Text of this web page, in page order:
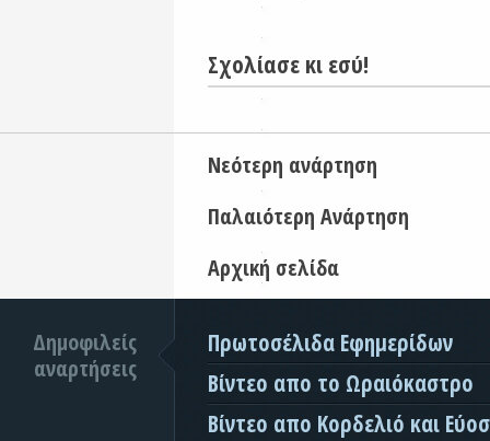
Σχολίασε κι εσύ!
Νεότερη ανάρτηση
Παλαιότερη Ανάρτηση
Αρχική σελίδα
Δημοφιλείς
αναρτήσεις
Πρωτοσέλιδα Εφημερίδων
Βίντεο απο το Ωραιόκαστρο
Βίντεο απο Κορδελιό και